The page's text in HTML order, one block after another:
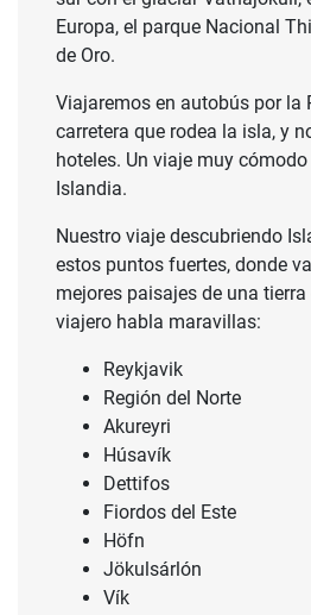
Europa, el parque Nacional
de Oro.
Viajaremos en autobús por la
carretera que rodea la isla, y
hoteles. Un viaje muy
Islandia.
Nuestro viaje descubriendo
estos puntos fuertes, donde
mejores paisajes de una
viajero habla maravillas:
Reykjavik
Región del Norte
Akureyri
Húsavík
Dettifos
Fiordos del Este
Höfn
Jökulsárlón
Vík